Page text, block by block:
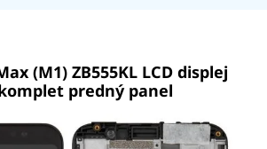
(M1) ZB555KL LCD displej
predný panel